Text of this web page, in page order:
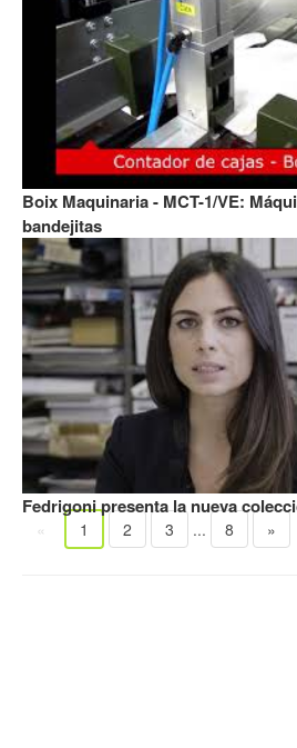
Boix Maquinaria - MCT-1/VE:
bandejitas
Fedrigoni presenta la nueva
« 1 2 3 ... 8 »